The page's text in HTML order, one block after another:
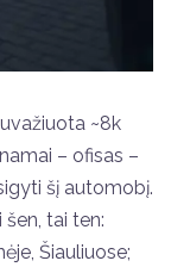
~8k
– ofisas –
šį automobį.
tai ten:
Šiauliuose;